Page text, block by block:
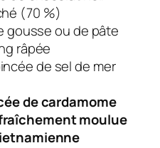
(70 %)
gousse ou de pâte
râpée
de sel de mer
de cardamome
moulue